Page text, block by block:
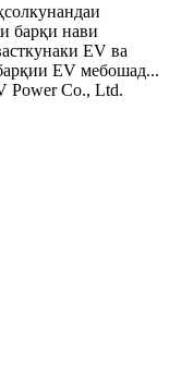
барқи нави
EV ва
EV мебошад...
Power Co., Ltd.